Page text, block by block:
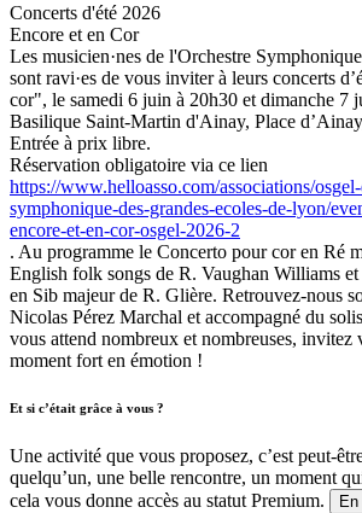
Concerts d'été 2026
Encore et en Cor
Les musicien·nes de l'Orchestre
sont ravi·es de vous inviter à leurs concerts
cor", le samedi 6 juin à 20h30 et dimanche 7
Basilique Saint-Martin d'Ainay, Place
Entrée à prix libre.
Réservation obligatoire via ce lien
https://www.helloasso.com/associations/
symphonique-des-grandes-ecoles-de-lyon/
encore-et-en-cor-osgel-2026-2
. Au programme le Concerto pour cor en Ré
English folk songs de R. Vaughan Williams
en Sib majeur de R. Glière. Retrouvez-nous
Nicolas Pérez Marchal et accompagné du
vous attend nombreux et nombreuses, invitez
moment fort en émotion !
Et si c’était grâce à vous ?
Une activité que vous proposez, c’est peut-
quelqu’un, une belle rencontre, un moment
cela vous donne accès au statut Premium.